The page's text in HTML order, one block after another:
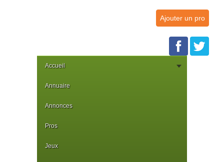
Ajouter un pro
Accueil
Annuaire
Annonces
Pros
Jeux